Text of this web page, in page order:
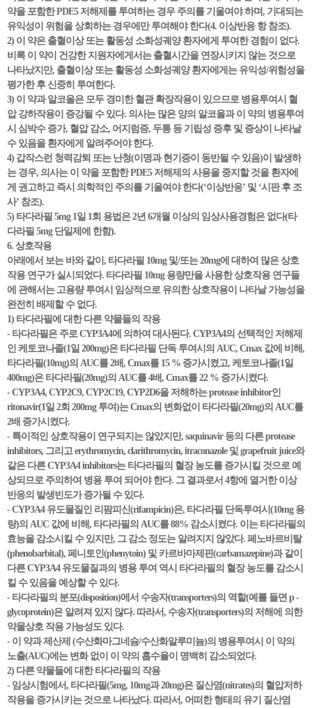
약을 포함한 PDE5 저해제를 투여하는 경우 주의를 기울여야 하며, 기대되는
유익성이 위험을 상회하는 경우에만 투여해야 한다(4. 이상반응 항 참조).
2) 이 약은 출혈이상 또는 활동성 소화성궤양 환자에게 투여한 경험이 없다.
비록 이 약이 건강한 지원자에게서는 출혈시간을 연장시키지 않는 것으로
나타났지만, 출혈이상 또는 활동성 소화성궤양 환자에게는 유익성/위험성을
평가한 후 신중히 투여한다.
3) 이 약과 알코올은 모두 경미한 혈관 확장작용이 있으므로 병용투여시 혈
압 강하작용이 증강될 수 있다. 의사는 많은 양의 알코올과 이 약의 병용투여
시 심박수 증가, 혈압 감소, 어지럼증, 두통 등 기립성 증후 및 증상이 나타날
수 있음을 환자에게 알려주어야 한다.
4) 갑작스런 청력감퇴 또는 난청(이명과 현기증이 동반될 수 있음)이 발생하
는 경우, 의사는 이 약을 포함한 PDE5 저해제의 사용을 중지할 것을 환자에
게 권고하고 즉시 의학적인 주의를 기울여야 한다(‘이상반응’ 및 ‘시판 후 조
사’ 참조).
5) 타다라필 5mg 1일 1회 용법은 2년 6개월 이상의 임상사용경험은 없다(타
다라필 5mg 단일제에 한함).
6. 상호작용
아래에서 보는 바와 같이, 타다라필 10mg 및/또는 20mg에 대하여 많은 상호
작용 연구가 실시되었다. 타다라필 10mg 용량만을 사용한 상호작용 연구들
에 관해서는 고용량 투여시 임상적으로 유의한 상호작용이 나타날 가능성을
완전히 배제할 수 없다.
1) 타다라필에 대한 다른 약물들의 작용
- 타다라필은 주로 CYP3A4에 의하여 대사된다. CYP3A4의 선택적인 저해제
인 케토코나졸(1일 200mg)은 타다라필 단독 투여시의 AUC, Cmax 값에 비해,
타다라필(10mg)의 AUC를 2배, Cmax를 15 % 증가시켰고, 케토코나졸(1일
400mg)은 타다라필(20mg)의 AUC를 4배, Cmax를 22 % 증가시켰다.
- CYP3A4, CYP2C9, CYP2C19, CYP2D6을 저해하는 protease inhibitor인
ritonavir(1일 2회 200mg 투여)는 Cmax의 변화없이 타다라필(20mg)의 AUC를
2배 증가시켰다.
- 특이적인 상호작용이 연구되지는 않았지만, saquinavir 등의 다른 protease
inhibitors, 그리고 erythromycin, clarithromycin, itraconazole 및 grapefruit juice와
같은 다른 CYP3A4 inhibitors는 타다라필의 혈장 농도를 증가시킬 것으로 예
상되므로 주의하여 병용 투여 되어야 한다. 그 결과로서 4항에 열거한 이상
반응의 발생빈도가 증가될 수 있다.
- CYP3A4 유도물질인 리팜피신(rifampicin)은, 타다라필 단독투여시(10mg 용
량)의 AUC 값에 비해, 타다라필의 AUC를 88% 감소시켰다. 이는 타다라필의
효능을 감소시킬 수 있지만, 그 감소 정도는 알려지지 않았다. 페노바르비탈
(phenobarbital), 페니토인(phenytoin) 및 카르바마제핀(carbamazepine)과 같이
다른 CYP3A4 유도물질과의 병용 투여 역시 타다라필의 혈장 농도를 감소시
킬 수 있음을 예상할 수 있다.
- 타다라필의 분포(disposition)에서 수송자(transporters)의 역할(예를 들면 p -
glycoprotein)은 알려져 있지 않다. 따라서, 수송자(transporters)의 저해에 의한
약물상호 작용 가능성도 있다.
- 이 약과 제산제 (수산화마그네슘/수산화알루미늄)의 병용투여시 이 약의
노출(AUC)에는 변화 없이 이 약의 흡수율이 명백히 감소되었다.
2) 다른 약물들에 대한 타다라필의 작용
- 임상시험에서, 타다라필(5mg, 10mg과 20mg)은 질산염(nitrates)의 혈압저하
작용을 증가시키는 것으로 나타났다. 따라서, 어떠한 형태의 유기 질산염